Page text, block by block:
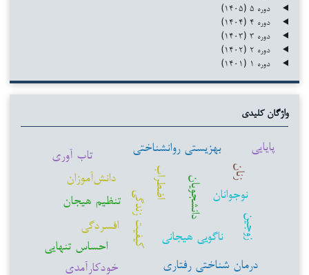
دوره ۵ (۱۴۰۵)
دوره ۴ (۱۴۰۴)
دوره ۳ (۱۴۰۳)
دوره ۲ (۱۴۰۲)
دوره ۱ (۱۴۰۱)
واژگان کلیدی
اضطراب دانشجویان کیفیت زندگی نوجوانان
افسردگی
بهزیستی روانشناختی
دانش‌آموزان
زنان
تنظیم هیجان
درمان شناختی رفتاری
ناگویی هیجانی
احساس تنهایی
زوجین
تاب آوری
خودکارآمدی
پایایی